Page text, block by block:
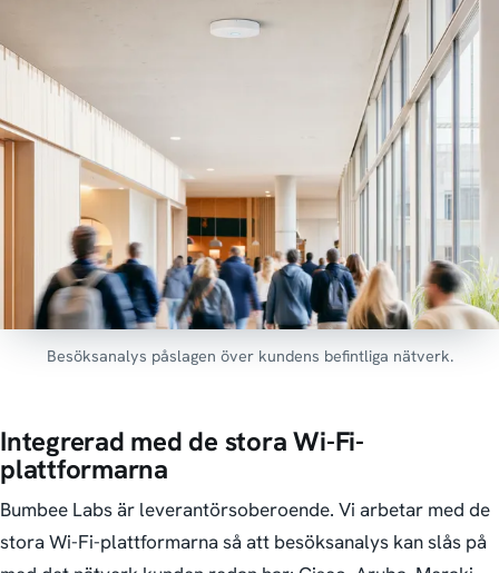
Besöksanalys påslagen över kundens befintliga nätverk.
Integrerad med de stora Wi-Fi-
plattformarna
Bumbee Labs är leverantörsoberoende. Vi arbetar med de
stora Wi-Fi-plattformarna så att besöksanalys kan slås på